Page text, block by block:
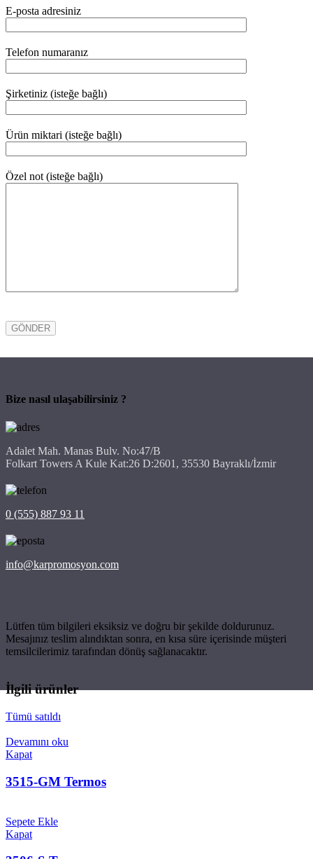
E-posta adresiniz
Telefon numaranız
Şirketiniz (isteğe bağlı)
Ürün miktari (isteğe bağlı)
Özel not (isteğe bağlı)
Bize nasıl ulaşabilirsiniz ?
Adalet Mah. Manas Bulv. No:47/B
Folkart Towers A Kule Kat:26 D:2601, 35530 Bayraklı/İzmir
0 (555) 887 93 11
info@karpromosyon.com
Lütfen tüm bilgileri eksiksiz ve doğru bir şekilde doldurunuz.
Mesajınız teslim alındıktan sonra, en kısa süre içerisinde müşteri
temsilcilerimiz tarafından dönüş sağlanacaktır.
İlgili ürünler
Tümü satıldı
Devamını oku
Kapat
3515-GM Termos
Sepete Ekle
Kapat